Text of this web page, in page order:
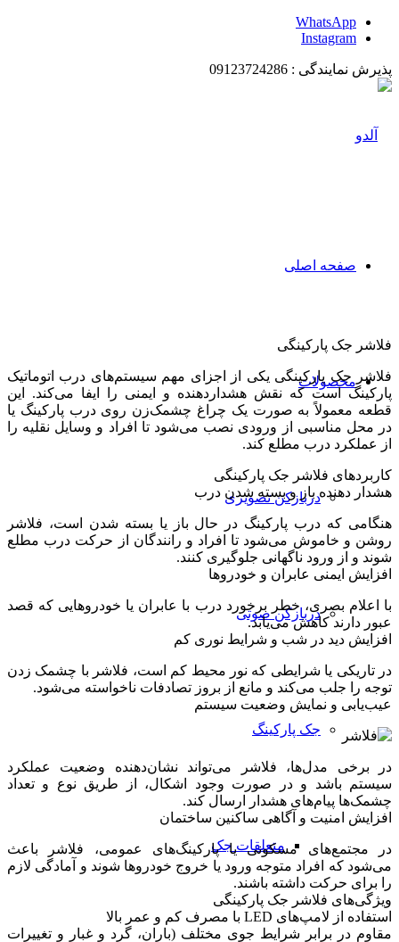
WhatsApp
Instagram
پذیرش نمایندگی : 09123724286
صفحه اصلی
محصولات
دربازکن تصویری
دربازکن صوتی
جک پارکینگ
متعلقات جک
فلاشر جک پارکینگی
فلاشر جک پارکینگی یکی از اجزای مهم سیستم‌های درب اتوماتیک
پارکینگ است که نقش هشداردهنده و ایمنی را ایفا می‌کند. این
قطعه معمولاً به صورت یک چراغ چشمک‌زن روی درب پارکینگ یا
در محل مناسبی از ورودی نصب می‌شود تا افراد و وسایل نقلیه را
از عملکرد درب مطلع کند.
کاربردهای فلاشر جک پارکینگی
هشدار دهنده باز و بسته شدن درب
هنگامی که درب پارکینگ در حال باز یا بسته شدن است، فلاشر
روشن و خاموش می‌شود تا افراد و رانندگان از حرکت درب مطلع
شوند و از ورود ناگهانی جلوگیری کنند.
افزایش ایمنی عابران و خودروها
با اعلام بصری، خطر برخورد درب با عابران یا خودروهایی که قصد
عبور دارند کاهش می‌یابد.
افزایش دید در شب و شرایط نوری کم
در تاریکی یا شرایطی که نور محیط کم است، فلاشر با چشمک زدن
توجه را جلب می‌کند و مانع از بروز تصادفات ناخواسته می‌شود.
عیب‌یابی و نمایش وضعیت سیستم
در برخی مدل‌ها، فلاشر می‌تواند نشان‌دهنده وضعیت عملکرد
سیستم باشد و در صورت وجود اشکال، از طریق نوع و تعداد
چشمک‌ها پیام‌های هشدار ارسال کند.
افزایش امنیت و آگاهی ساکنین ساختمان
در مجتمع‌های مسکونی یا پارکینگ‌های عمومی، فلاشر باعث
می‌شود که افراد متوجه ورود یا خروج خودروها شوند و آمادگی لازم
را برای حرکت داشته باشند.
ویژگی‌های فلاشر جک پارکینگی
استفاده از لامپ‌های LED با مصرف کم و عمر بالا
مقاوم در برابر شرایط جوی مختلف (باران، گرد و غبار و تغییرات